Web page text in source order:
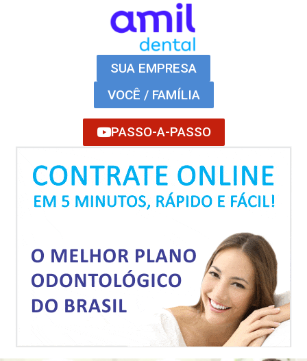
SUA EMPRESA
VOCÊ / FAMÍLIA
PASSO-A-PASSO